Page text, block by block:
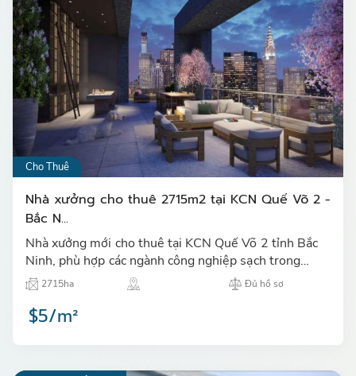
Cho Thuê
Nhà xưởng cho thuê 2715m2 tại KCN Quế Võ 2 -
Bắc N...
Nhà xưởng mới cho thuê tại KCN Quế Võ 2 tỉnh Bắc
Ninh, phù hợp các ngành công nghiệp sạch trong
ngành kính, vật liệu xây dựng, điện tử,...…
2715ha Đủ hồ sơ
$5/m²